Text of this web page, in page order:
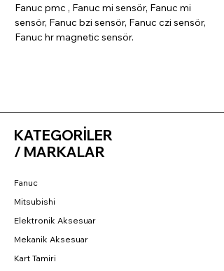
Fanuc pmc , Fanuc mi sensör, Fanuc mi
sensör, Fanuc bzi sensör, Fanuc czi sensör,
Fanuc hr magnetic sensör.
KATEGORİLER
/ MARKALAR
Fanuc
Mitsubishi
Elektronik Aksesuar
Mekanik Aksesuar
Kart Tamiri